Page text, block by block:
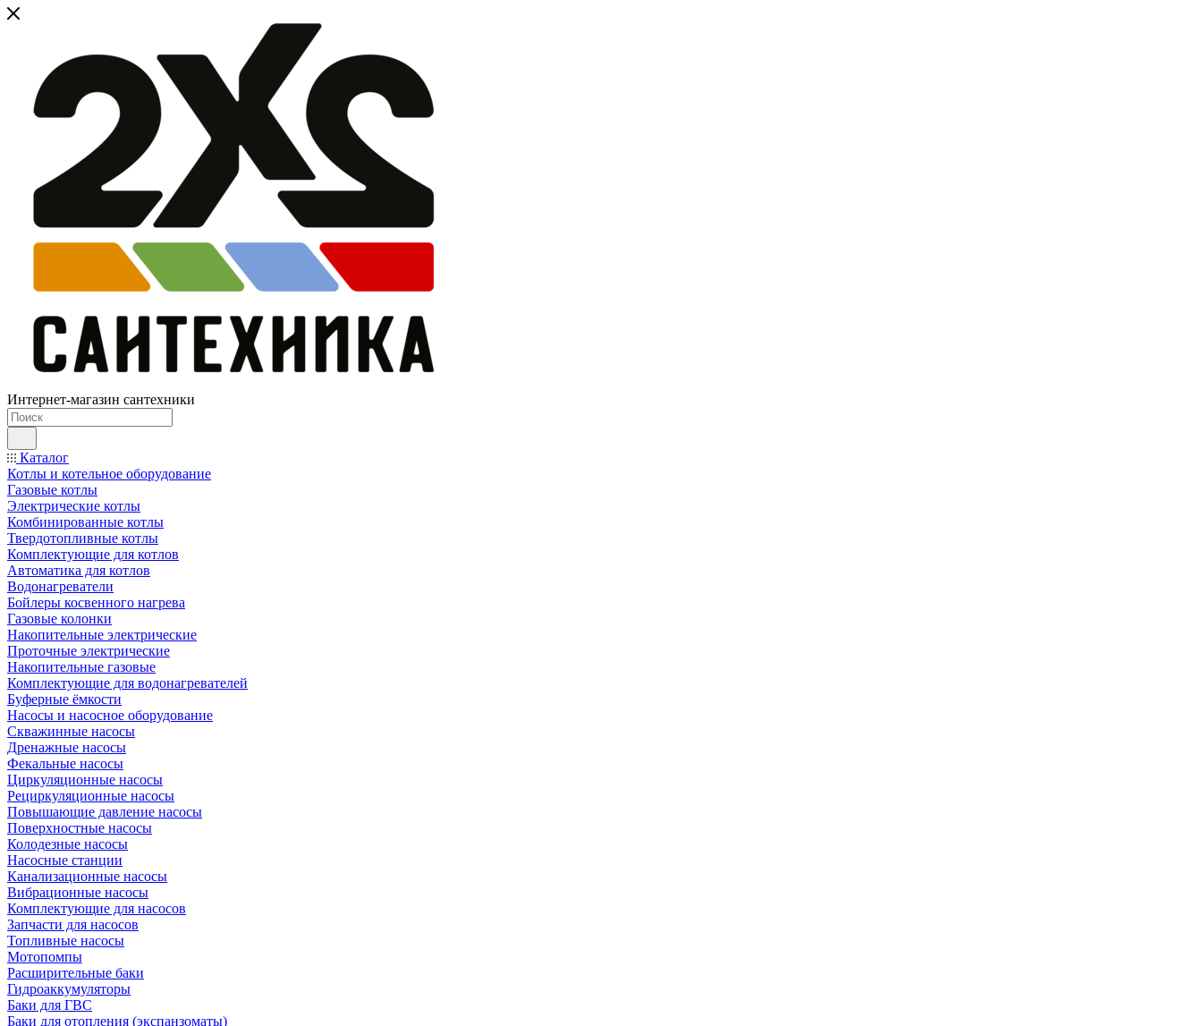
Интернет-магазин сантехники
Каталог
Котлы и котельное оборудование
Газовые котлы
Электрические котлы
Комбинированные котлы
Твердотопливные котлы
Комплектующие для котлов
Автоматика для котлов
Водонагреватели
Бойлеры косвенного нагрева
Газовые колонки
Накопительные электрические
Проточные электрические
Накопительные газовые
Комплектующие для водонагревателей
Буферные ёмкости
Насосы и насосное оборудование
Скважинные насосы
Дренажные насосы
Фекальные насосы
Циркуляционные насосы
Рециркуляционные насосы
Повышающие давление насосы
Поверхностные насосы
Колодезные насосы
Насосные станции
Канализационные насосы
Вибрационные насосы
Комплектующие для насосов
Запчасти для насосов
Топливные насосы
Мотопомпы
Расширительные баки
Гидроаккумуляторы
Баки для ГВС
Баки для отопления (экспанзоматы)